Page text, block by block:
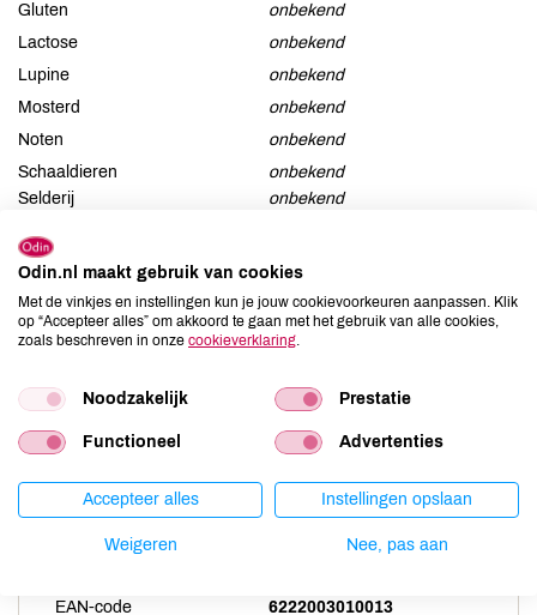
Gluten
onbekend
Lactose
onbekend
Lupine
onbekend
Mosterd
onbekend
Noten
onbekend
Schaaldieren
onbekend
Selderij
onbekend
Soja
onbekend
Vis
onbekend
Weekdieren
onbekend
EAN-code 6222003010013
Odin.nl maakt gebruik van cookies
Met de vinkjes en instellingen kun je jouw cookievoorkeuren aanpassen. Klik
op “Accepteer alles” om akkoord te gaan met het gebruik van alle cookies,
zoals beschreven in onze cookieverklaring
Noodzakelijk Prestatie
Functioneel Advertenties
Accepteer alles Instellingen opslaan
Weigeren Nee, pas aan